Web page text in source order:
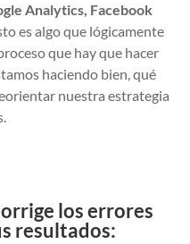
Analytics, Facebook
es algo que lógicamente
que hay que hacer
haciendo bien, qué
nuestra estrategia
los errores
resultados: